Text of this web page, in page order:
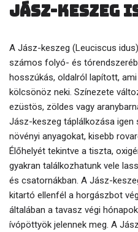
Jász-keszeg
A Jász-keszeg (Leuciscus
számos folyó- és
hosszúkás, oldalról lapított,
kölcsönöz neki. Színezete
ezüstös, zöldes vagy
Jász-keszeg táplálkozása igen
növényi anyagokat, kisebb
Élőhelyét tekintve a tiszta,
gyakran találkozhatunk vele
és csatornákban. A Jász-
kitartó ellenfél a horgászbot
általában a tavasz végi
ívópöttyök jelennek meg. A